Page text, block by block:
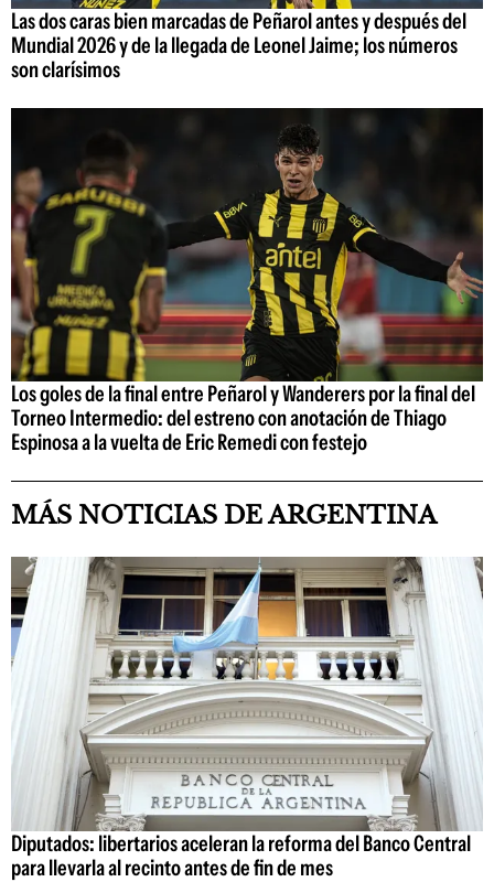
Las dos caras bien marcadas de Peñarol antes y después del
Mundial 2026 y de la llegada de Leonel Jaime; los números
son clarísimos
Los goles de la final entre Peñarol y Wanderers por la final del
Torneo Intermedio: del estreno con anotación de Thiago
Espinosa a la vuelta de Eric Remedi con festejo
MÁS NOTICIAS DE ARGENTINA
Diputados: libertarios aceleran la reforma del Banco Central
para llevarla al recinto antes de fin de mes